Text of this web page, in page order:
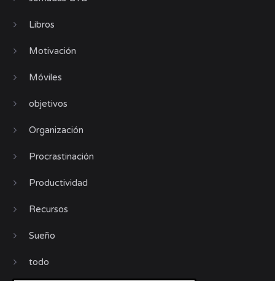
Libros
Motivación
Móviles
objetivos
Organización
Procrastinación
Productividad
Recursos
Sueño
todo